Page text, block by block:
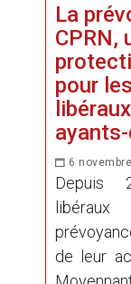
La
CPRN,
pour
6
Depuis
libéraux
de leur